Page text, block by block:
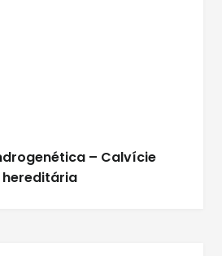
– Calvície
hereditária